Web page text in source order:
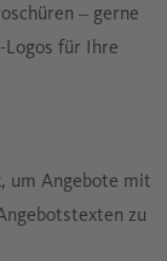
‒ gerne
Logos für Ihre
um Angebote mit
zu